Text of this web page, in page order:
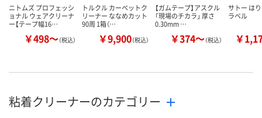
ニトムズ プロフェッシ
ョナル ウェアクリーナ
ー【テープ幅16…
￥498～（税込）
トルクル カーペットク
リーナー ななめカット
90周 1箱（…
￥9,900（税込）
【ガムテープ】アスクル
「現場のチカラ」 厚さ
0.30mm …
￥374～（税込）
サトー は
ラベル
￥
粘着クリーナーのカテゴリー